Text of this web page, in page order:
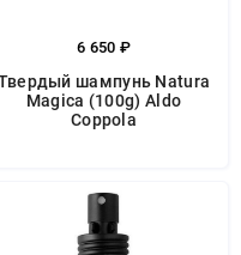
6 650 ₽
шампунь Natura
Magica (100g) Aldo
Coppola